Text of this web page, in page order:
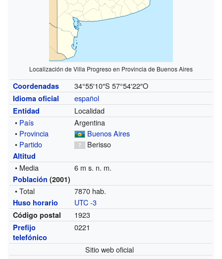
Localización de Villa Progreso en Provincia de Buenos Aires
Coordenadas 34°55′10″S 57°54′22″O
Idioma oficial español
Entidad
Localidad
• País
Argentina
• Provincia
Buenos Aires
• Partido Berisso
Altitud
• Media 6 m s. n. m.
Población (2001)
• Total 7870 hab.
Huso horario UTC -3
Código postal 1923
Prefijo
telefónico
0221
Sitio web oficial